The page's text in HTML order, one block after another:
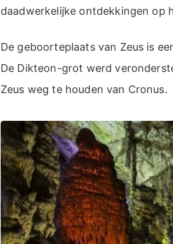
daadwerkelijke ontdekkingen op
De geboorteplaats van Zeus is
De Dikteon-grot werd
Zeus weg te houden van Cronus.